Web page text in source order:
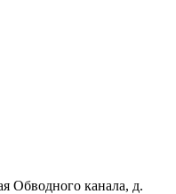
Обводного канала, д.